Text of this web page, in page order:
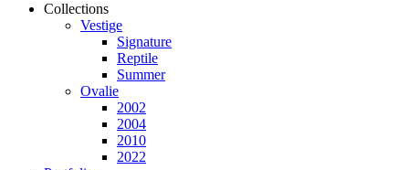
Collections
Vestige
Signature
Reptile
Summer
Ovalie
2002
2004
2010
2022